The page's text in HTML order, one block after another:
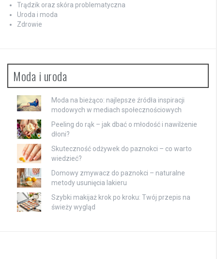
Trądzik oraz skóra problematyczna
Uroda i moda
Zdrowie
Moda i uroda
Moda na bieżąco: najlepsze źródła inspiracji
modowych w mediach społecznościowych
Peeling do rąk – jak dbać o młodość i nawilżenie
dłoni?
Skuteczność odżywek do paznokci – co warto
wiedzieć?
Domowy zmywacz do paznokci – naturalne
metody usunięcia lakieru
Szybki makijaż krok po kroku: Twój przepis na
świeży wygląd